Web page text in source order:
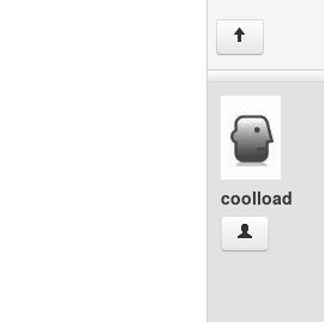
↑
coolload
coolload